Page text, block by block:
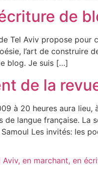
de
Tel Aviv propose pour
l’art de construire
blog. Je suis […]
de la
à 20 heures aura lieu,
de langue française. La
Samoul Les invités: les
Aviv, en marchant, en